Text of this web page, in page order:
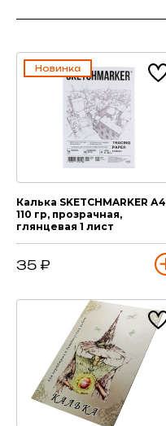
Новинка
Калька SKETCHMARKER А4
110 гр, прозрачная,
глянцевая 1 лист
35 ₽